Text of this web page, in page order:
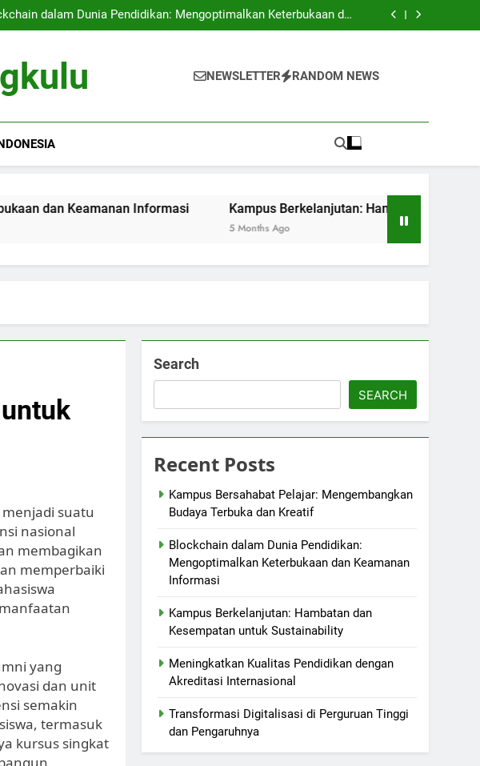
dalam Dunia Pendidikan: Mengoptimalkan Keterbukaan dan
Keamanan Informasi
Berkelanjutan: Hambatan dan Kesempatan untuk Sustainability
dalam Dunia Pendidikan: Mengoptimalkan Keterbukaan dan
Keamanan Informasi
Berkelanjutan: Hambatan dan Kesempatan untuk Sustainability
NEWSLETTER RANDOM NEWS
Informasi Kampus Berkelanjutan: Hambatan dan Kesempatan
suatu
nasional
membagikan
memperbaiki
yang
dan unit
semakin
termasuk
kursus singkat
Search
SEARCH
Recent Posts
Kampus Bersahabat Pelajar: Mengembangkan
Budaya Terbuka dan Kreatif
Blockchain dalam Dunia Pendidikan:
Mengoptimalkan Keterbukaan dan Keamanan
Informasi
Kampus Berkelanjutan: Hambatan dan
Kesempatan untuk Sustainability
Meningkatkan Kualitas Pendidikan dengan
Akreditasi Internasional
Transformasi Digitalisasi di Perguruan Tinggi
dan Pengaruhnya